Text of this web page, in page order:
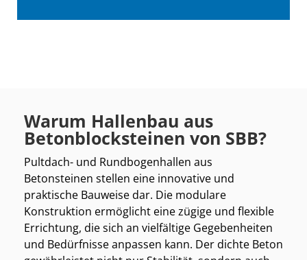
Warum Hallenbau aus
Betonblocksteinen von SBB?
Pultdach- und Rundbogenhallen aus
Betonsteinen stellen eine innovative und
praktische Bauweise dar. Die modulare
Konstruktion ermöglicht eine zügige und flexible
Errichtung, die sich an vielfältige Gegebenheiten
und Bedürfnisse anpassen kann. Der dichte Beton